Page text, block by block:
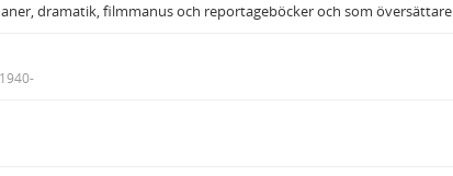
dramatik, filmmanus och reportageböcker och som översättare
1940-